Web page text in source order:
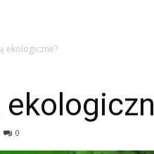
ekologiczne?
0